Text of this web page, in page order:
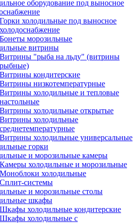
оборудование под выносное
Горки холодильные под выносное
холодоснабжение
Бонеты морозильные
витрины
Витрины "рыба на льду" (витрины
рыбные)
Витрины кондитерские
Витрины низкотемпературные
Витрины холодильные и тепловые
настольные
Витрины холодильные открытые
Витрины холодильные
среднетемпературные
Витрины холодильные универсальные
горки
и морозильные камеры
Камеры холодильные и морозильные
Моноблоки холодильные
Сплит-системы
и морозильные столы
шкафы
Шкафы холодильные кондитерские
Шкафы холодильные с